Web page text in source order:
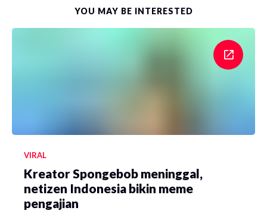
YOU MAY BE INTERESTED
VIRAL
Kreator Spongebob meninggal,
netizen Indonesia bikin meme
pengajian